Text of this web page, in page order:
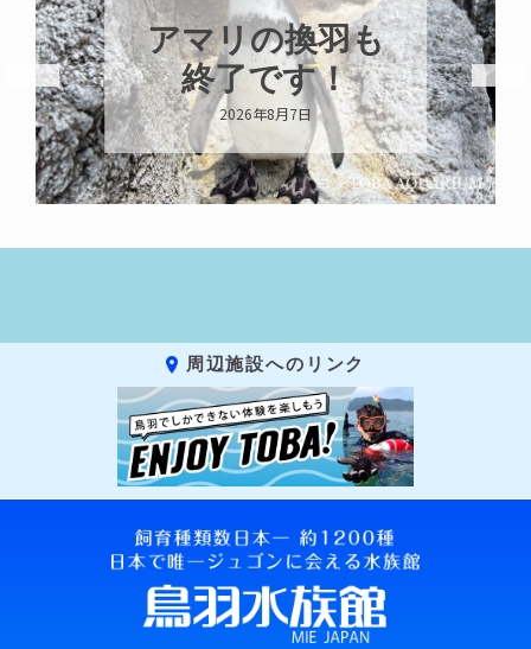
トビウオ幼魚展
示中！
2026年8月6日
周辺施設へのリンク